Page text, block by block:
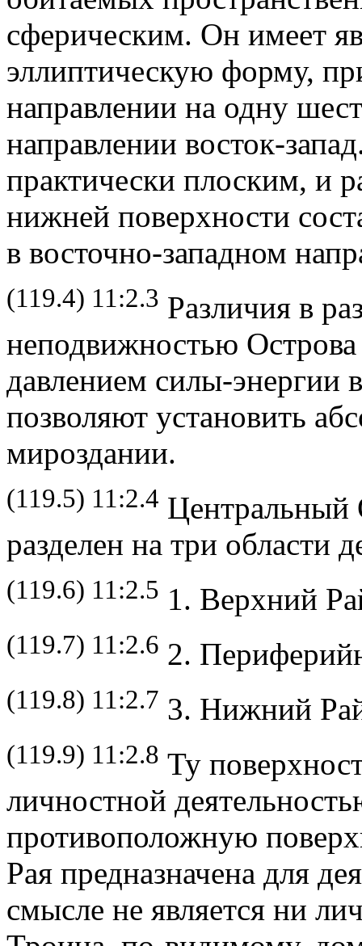
сферическим. Он имеет
эллиптическую форму,
направлении на одну
направлении восток-
практически плоским, и
нижней поверхности
в восточно-западном
(119.4) 11:2.3 Различия в
неподвижностью
давлением силы-энергии
позволяют установить
мироздании.
(119.5) 11:2.4 Центральный
разделен на три области
(119.6) 11:2.5 1. Верхний
(119.7) 11:2.6 2.
(119.8) 11:2.7 3. Нижний
(119.9) 11:2.8 Ту
личностной
противоположную
Рая предназначена для
смысле не является ни